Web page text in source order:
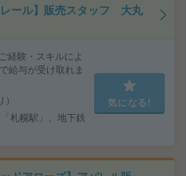
ール】販売スタッフ 大丸
験・スキルによ
給与が受け取れま
札幌駅」、地下鉄
気になる!